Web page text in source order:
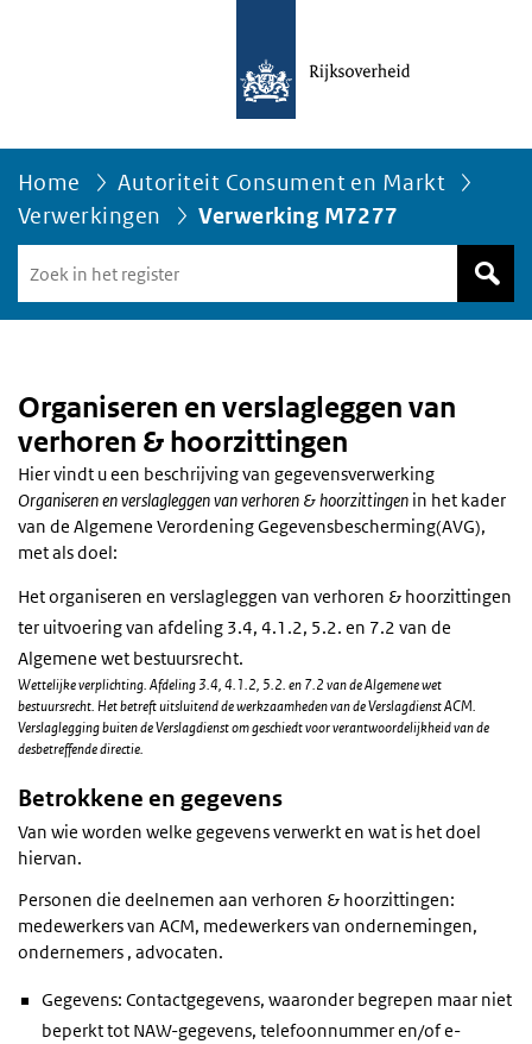
Home
Autoriteit Consument en Markt
Verwerkingen
Verwerking M7277
in
het
Organiseren en verslagleggen van
verhoren & hoorzittingen
Hier vindt u een beschrijving van gegevensverwerking
Organiseren en verslagleggen van verhoren & hoorzittingen in het kader
van de Algemene Verordening Gegevensbescherming(AVG),
met als doel:
Het organiseren en verslagleggen van verhoren & hoorzittingen
ter uitvoering van afdeling 3.4, 4.1.2, 5.2. en 7.2 van de
Algemene wet bestuursrecht.
Wettelijke verplichting. Afdeling 3.4, 4.1.2, 5.2. en 7.2 van de Algemene wet
bestuursrecht. Het betreft uitsluitend de werkzaamheden van de Verslagdienst ACM.
Verslaglegging buiten de Verslagdienst om geschiedt voor verantwoordelijkheid van de
desbetreffende directie.
Betrokkene en gegevens
Van wie worden welke gegevens verwerkt en wat is het doel
hiervan.
Personen die deelnemen aan verhoren & hoorzittingen:
medewerkers van ACM, medewerkers van ondernemingen,
ondernemers , advocaten.
Gegevens: Contactgegevens, waaronder begrepen maar niet
beperkt tot NAW-gegevens, telefoonnummer en/of e-